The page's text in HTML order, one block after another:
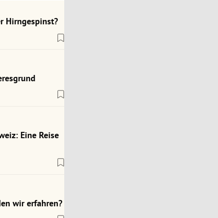
Hirngespinst?
Eine Reise
wir erfahren?